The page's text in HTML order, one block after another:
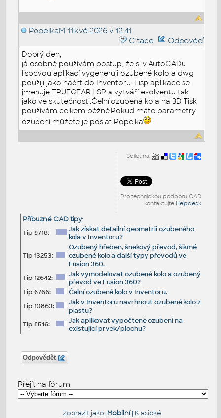
PopelkaM 11.kvě.2026 v 12:41
Citace
Odpověď
Dobrý den,
já osobně používám postup, že si v AutoCADu
lispovou aplikací vygeneruji ozubené kolo a dwg
použiji jako náčrt do Inventoru. Lisp aplikace se
jmenuje TRUEGEAR.LSP a vytváří evolventu tak
jako ve skutečnosti.Čelní ozubená kola na 3D Tisk
používám celkem běžně.Pokud máte parametry
ozubení můžete je poslat.Popelka
Sdílet na:
Pro technickou podporu CAD
kontaktujte Helpdesk
Příbuzné CAD tipy:
Tip 9718:
Jak získat detailní geometrii ozubeného
kola v Inventoru?
Tip 13253:
Ozubený hřeben, šnekový převod, šikmé
ozubené kolo a další typy převodů ve
Fusion 360.
Tip 12642:
Jak vymodelovat ozubené kolo a ozubený
převod ve Fusion 360?
Tip 6766:
Čelní ozubené kolo v Inventoru.
Tip 10863:
Jak v Inventoru navrhnout ozubené kolo z
plastu?
Tip 8516:
Jak aplikovat vypočtené ozubení na
existující prvek/plochu?
Odpovědět
Přejít na fórum
Zobrazit jako: Mobilní| Klasické